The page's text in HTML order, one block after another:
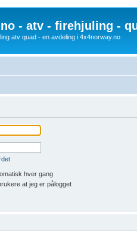
- atv - firehjuling -
atv quad - en avdeling i 4x4norway.no
hver gang
at jeg er pålogget